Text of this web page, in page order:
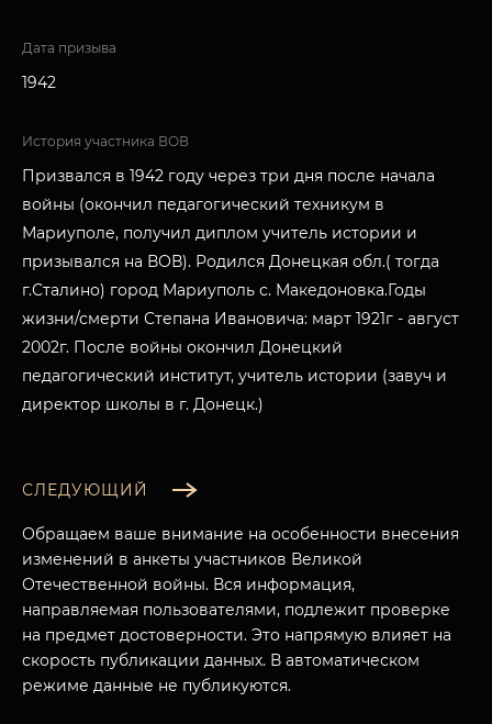
МУЗЕЙНЫЙ КОМПЛЕКС
НАЗАД
Дата призыва
1942
История участника ВОВ
Призвался в 1942 году через три дня после начала
войны (окончил педагогический техникум в
Мариуполе, получил диплом учитель истории и
призывался на ВОВ). Родился Донецкая обл.( тогда
г.Сталино) город Мариуполь с. Македоновка.Годы
жизни/смерти Степана Ивановича: март 1921г - август
2002г. После войны окончил Донецкий
педагогический институт, учитель истории (завуч и
директор школы в г. Донецк.)
СЛЕДУЮЩИЙ
Обращаем ваше внимание на особенности внесения
изменений в анкеты участников Великой
Отечественной войны. Вся информация,
направляемая пользователями, подлежит проверке
на предмет достоверности. Это напрямую влияет на
скорость публикации данных. В автоматическом
режиме данные не публикуются.